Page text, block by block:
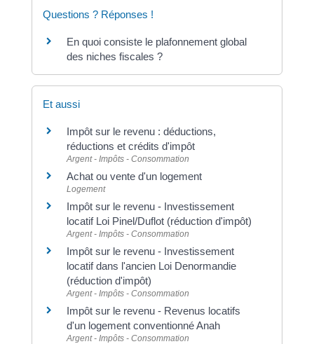
Questions ? Réponses !
En quoi consiste le plafonnement global
des niches fiscales ?
Et aussi
Impôt sur le revenu : déductions,
réductions et crédits d'impôt
Argent - Impôts - Consommation
Achat ou vente d'un logement
Logement
Impôt sur le revenu - Investissement
locatif Loi Pinel/Duflot (réduction d'impôt)
Argent - Impôts - Consommation
Impôt sur le revenu - Investissement
locatif dans l'ancien Loi Denormandie
(réduction d'impôt)
Argent - Impôts - Consommation
Impôt sur le revenu - Revenus locatifs
d'un logement conventionné Anah
Argent - Impôts - Consommation